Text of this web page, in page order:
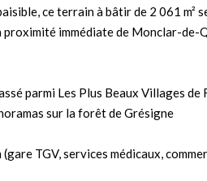
ce terrain à bâtir de 2 061 m²
proximité immédiate de Monclar-de-
parmi Les Plus Beaux Villages
sur la forêt de Grésigne
TGV, services médicaux,